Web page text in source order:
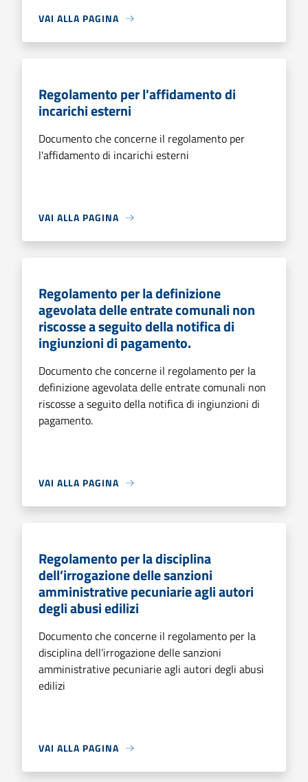
VAI ALLA PAGINA
Regolamento per l'affidamento di
incarichi esterni
Documento che concerne il regolamento per
l'affidamento di incarichi esterni
VAI ALLA PAGINA
Regolamento per la definizione
agevolata delle entrate comunali non
riscosse a seguito della notifica di
ingiunzioni di pagamento.
Documento che concerne il regolamento per la
definizione agevolata delle entrate comunali non
riscosse a seguito della notifica di ingiunzioni di
pagamento.
VAI ALLA PAGINA
Regolamento per la disciplina
dell’irrogazione delle sanzioni
amministrative pecuniarie agli autori
degli abusi edilizi
Documento che concerne il regolamento per la
disciplina dell’irrogazione delle sanzioni
amministrative pecuniarie agli autori degli abusi
edilizi
VAI ALLA PAGINA